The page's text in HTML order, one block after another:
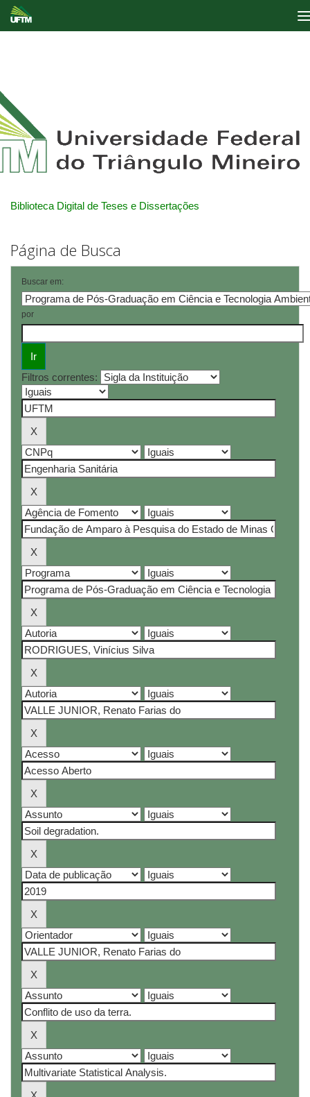
Biblioteca Digital de Teses e Dissertações
Página de Busca
Buscar em:
por
Filtros correntes: